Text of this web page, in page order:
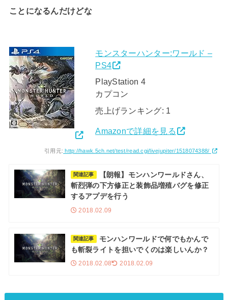
ことになるんだけどな
モンスターハンター:ワールド –
PS4
PlayStation 4
カプコン
売上げランキング: 1
Amazonで詳細を見る
引用元: http://hawk.5ch.net/test/read.cgi/livejupiter/1518074388/
関連記事
【朗報】モンハンワールドさん、
斬烈弾の下方修正と装飾品増殖バグを修正
するアプデを行う
2018.02.09
関連記事
モンハンワールドで何でもかんで
も斬裂ライトを担いでくのは楽しいんか？
2018.02.08 2018.02.09